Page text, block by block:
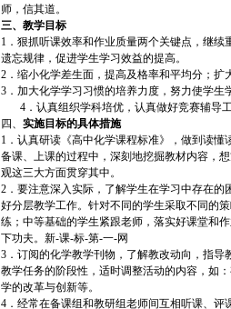
师，信其道。
三、教学目标
1．狠抓听课效率和作业质量两个关键点，继
遗忘规律，促进学生学习效益的提高。
2．缩小化学差生面，提高及格率和平均分；扩
3．加大化学学习习惯的培养力度，努力使学生
4．认真组织学科培优，认真做好竞赛辅导
四、 实施目标的具体措施
1．认真研读《高中化学课程标准》，做到读
备课、上课的过程中，深刻地挖掘教材内容，
观这三大方面贯穿其中。
2．要注意深入实际，了解学生在学习中存在
好分层教学工作。针对不同的学生采取不同的
练；中等基础的学生紧跟老师，落实好课堂和
下功夫。新-课-标-第-一-网
3．订阅的化学教学刊物，了解教改动向，指
教学任务的阶段性，适时调整活动的内容，如
学的改革与创新等。
4．经常在备课组和教研组老师间互相听课、